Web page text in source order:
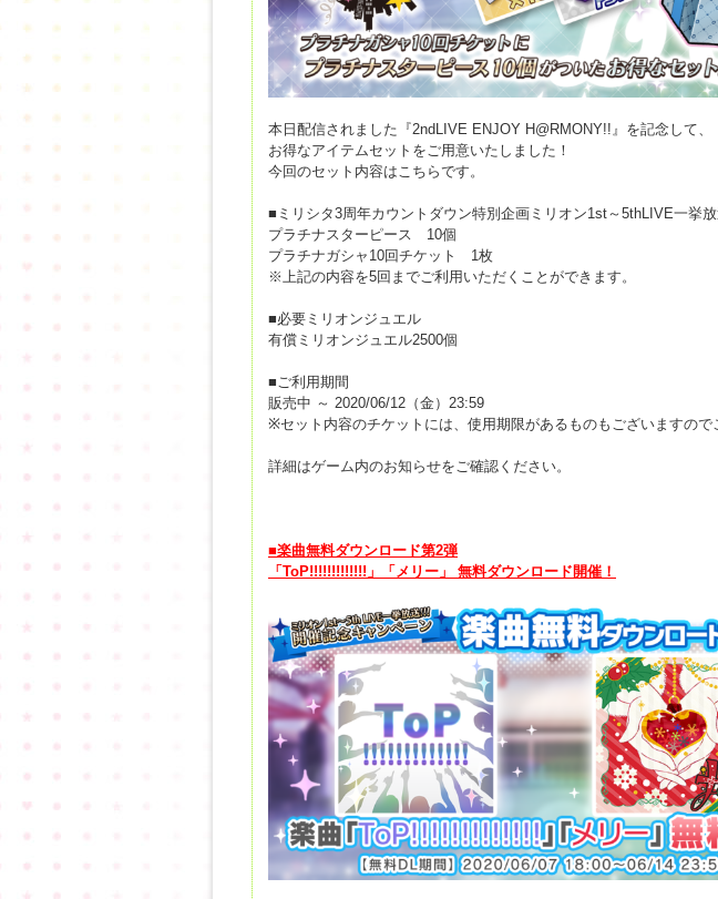
本日配信されました『2ndLIVE ENJOY H@RMONY!!』を記念して、
お得なアイテムセットをご用意いたしました！
今回のセット内容はこちらです。
■ミリシタ3周年カウントダウン特別企画ミリオン1st～5thLIVE一挙
プラチナスターピース 10個
プラチナガシャ10回チケット 1枚
※上記の内容を5回までご利用いただくことができます。
■必要ミリオンジュエル
有償ミリオンジュエル2500個
■ご利用期間
販売中 ～ 2020/06/12（金）23:59
※セット内容のチケットには、使用期限があるものもございますので
詳細はゲーム内のお知らせをご確認ください。
■楽曲無料ダウンロード第2弾
「ToP!!!!!!!!!!!!!」「メリー」 無料ダウンロード開催！